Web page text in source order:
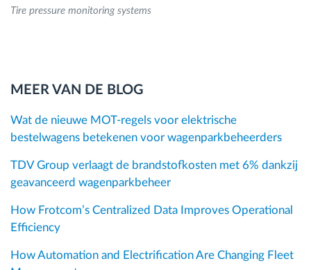
Tire pressure monitoring systems
MEER VAN DE BLOG
Wat de nieuwe MOT-regels voor elektrische
bestelwagens betekenen voor wagenparkbeheerders
TDV Group verlaagt de brandstofkosten met 6% dankzij
geavanceerd wagenparkbeheer
How Frotcom’s Centralized Data Improves Operational
Efficiency
How Automation and Electrification Are Changing Fleet